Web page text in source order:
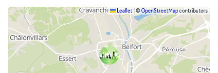
Leaflet ©OpenStreetMapcontributors